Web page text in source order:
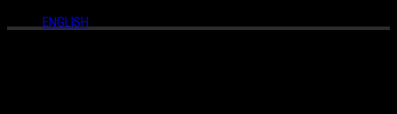
ENGLISH